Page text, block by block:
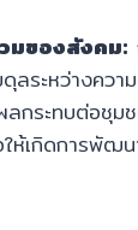
มของสังคม:
ลระหว่างควา
ลกระทบต่อชุม
ห้เกิดการพัฒ